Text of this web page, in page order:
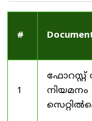
#
1
ഫോറസ്റ്റ്
നിയമനം